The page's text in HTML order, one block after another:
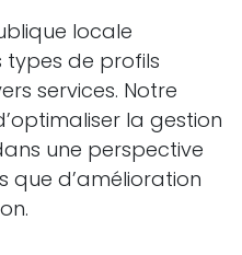
locale
types de profils
services. Notre
la gestion
une perspective
que d’amélioration